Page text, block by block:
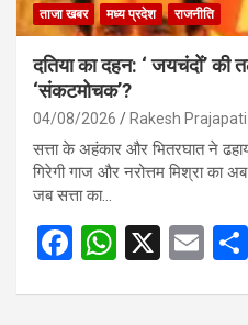
ताजा खबर मध्य प्रदेश राजनीति
दतिया का दहन: ‘ जयचंदों’ की
‘संकटमोचक’?
04/08/2026 Rakesh Prajapati
सत्ता के अहंकार और भितरघात ने
गिरेगी गाज और नरोत्तम मिश्रा का
जब सत्ता का…
F
W X
E